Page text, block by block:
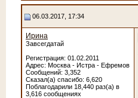
06.03.2017, 17:34
Ирина
Завсегдатай
Регистрация: 01.02.2011
Адрес: Москва - Истра - Ефремов
Сообщений: 3,352
Сказал(а) спасибо: 6,620
Поблагодарили 18,440 раз(а) в
3,616 сообщениях